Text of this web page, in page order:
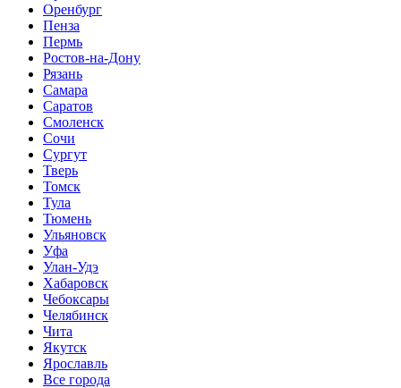
Оренбург
Пенза
Пермь
Ростов-на-Дону
Рязань
Самара
Саратов
Смоленск
Сочи
Сургут
Тверь
Томск
Тула
Тюмень
Ульяновск
Уфа
Улан-Удэ
Хабаровск
Чебоксары
Челябинск
Чита
Якутск
Ярославль
Все города